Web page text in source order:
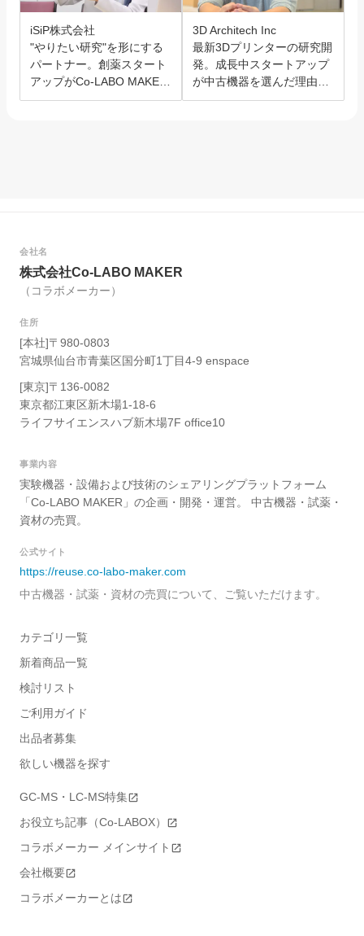
iSiP株式会社
"やりたい研究"を形にする
パートナー。創薬スタート
アップがCo-LABO MAKER
を選んだ理由。
3D Architech Inc
最新3Dプリンターの研究開
発。成長中スタートアップ
が中古機器を選んだ理由と
は？
会社名
株式会社Co-LABO MAKER
（コラボメーカー）
住所
[本社]〒980-0803
宮城県仙台市青葉区国分町1丁目4-9 enspace
[東京]〒136-0082
東京都江東区新木場1-18-6
ライフサイエンスハブ新木場7F office10
事業内容
実験機器・設備および技術のシェアリングプラットフォーム
「Co-LABO MAKER」の企画・開発・運営。 中古機器・試薬・
資材の売買。
公式サイト
https://reuse.co-labo-maker.com
中古機器・試薬・資材の売買について、ご覧いただけます。
カテゴリ一覧
新着商品一覧
検討リスト
ご利用ガイド
出品者募集
欲しい機器を探す
GC-MS・LC-MS特集
お役立ち記事（Co-LABOX）
コラボメーカー メインサイト
会社概要
コラボメーカーとは